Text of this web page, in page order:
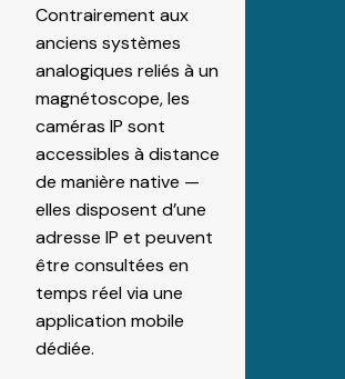
Contrairement aux
anciens systèmes
analogiques reliés à un
magnétoscope, les
caméras IP sont
accessibles à distance
de manière native —
elles disposent d’une
adresse IP et peuvent
être consultées en
temps réel via une
application mobile
dédiée.